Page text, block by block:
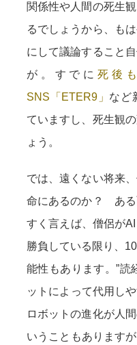
関係性や人間の死生
るでしょうから、も
にして議論すること
が。すでに死後
SNS「ETER9」 など
ていますし、死生観
ょう。
では、遠くない将来
命にあるのか？ ある
すく言えば、僧侶が
勝負している限り、
能性もあります。”読
ットによって代用し
ロボットの進化が人
いうこともあります